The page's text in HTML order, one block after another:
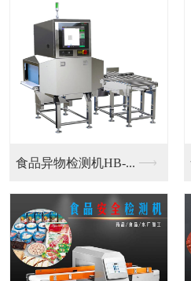
铝箔金属探测仪